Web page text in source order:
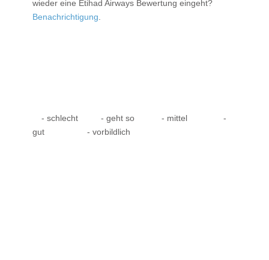
wieder eine Etihad Airways Bewertung eingeht?
Benachrichtigung
- schlecht - geht so - mittel
-
gut
- vorbildlich